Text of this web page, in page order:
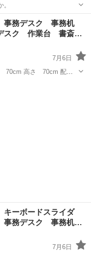
具 オフィス
事務デスク 事務机
スク 作業台 書斎…
7月6日
ーボードスライダ
事務デスク 事務机
7月6日